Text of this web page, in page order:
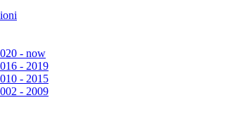
- now
- 2019
- 2015
- 2009